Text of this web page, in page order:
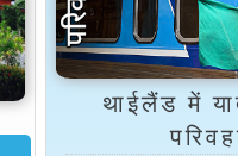
थाईलैंड में